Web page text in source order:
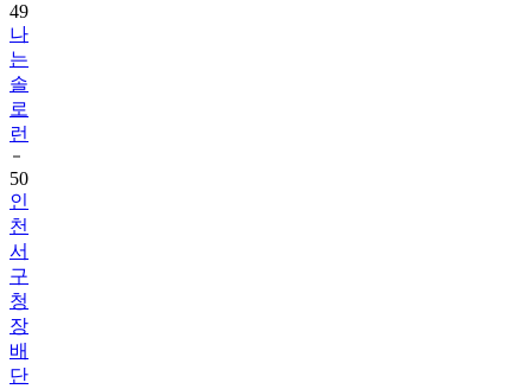
49
나
는
솔
로
런
50
인
천
서
구
청
장
배
단